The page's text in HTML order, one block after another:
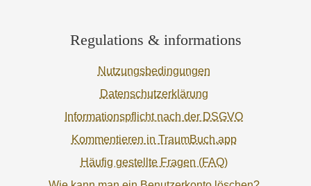
Regulations & informations
Nutzungsbedingungen
Datenschutzerklärung
Informationspflicht nach der DSGVO
Kommentieren in TraumBuch.app
Häufig gestellte Fragen (FAQ)